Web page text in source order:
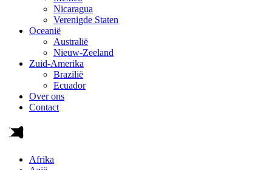
Nicaragua
Verenigde Staten
Oceanië
Australië
Nieuw-Zeeland
Zuid-Amerika
Brazilië
Ecuador
Over ons
Contact
Afrika